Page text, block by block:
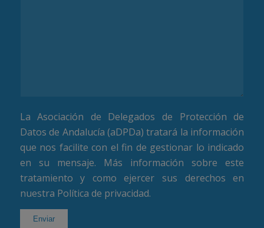
La Asociación de Delegados de Protección de
Datos de Andalucía (aDPDa) tratará la información
que nos facilite con el fin de gestionar lo indicado
en su mensaje. Más información sobre este
tratamiento y como ejercer sus derechos en
nuestra Política de privacidad.